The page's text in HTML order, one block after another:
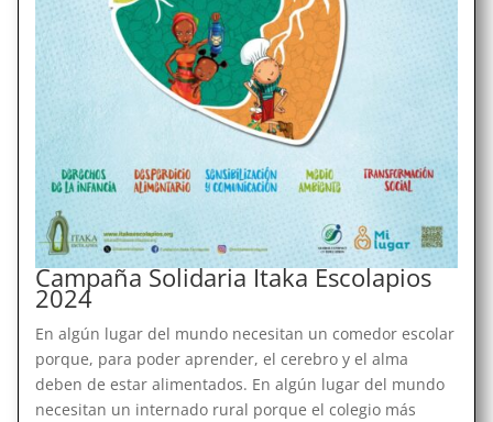
Campaña Solidaria Itaka Escolapios
2024
En algún lugar del mundo necesitan un comedor escolar
porque, para poder aprender, el cerebro y el alma
deben de estar alimentados. En algún lugar del mundo
necesitan un internado rural porque el colegio más